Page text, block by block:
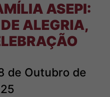
ASEPI:
ALEGRIA,
de Outubro de